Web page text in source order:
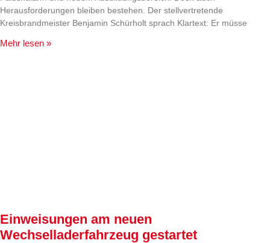
Herausforderungen bleiben bestehen. Der stellvertretende
Kreisbrandmeister Benjamin Schürholt sprach Klartext: Er müsse
Mehr lesen »
Einweisungen am neuen
Wechselladerfahrzeug gestartet